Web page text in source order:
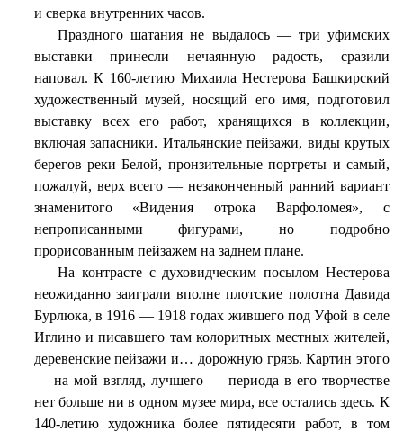
и сверка внутренних часов.
Праздного шатания не выдалось — три уфимских
выставки принесли нечаянную радость, сразили
наповал. К 160-летию Михаила Нестерова Башкирский
художественный музей, носящий его имя, подготовил
выставку всех его работ, хранящихся в коллекции,
включая запасники. Итальянские пейзажи, виды крутых
берегов реки Белой, пронзительные портреты и самый,
пожалуй, верх всего — незаконченный ранний вариант
знаменитого «Видения отрока Варфоломея», с
непрописанными фигурами, но подробно
прорисованным пейзажем на заднем плане.
На контрасте с духовидческим посылом Нестерова
неожиданно заиграли вполне плотские полотна Давида
Бурлюка, в 1916 — 1918 годах жившего под Уфой в селе
Иглино и писавшего там колоритных местных жителей,
деревенские пейзажи и… дорожную грязь. Картин этого
— на мой взгляд, лучшего — периода в его творчестве
нет больше ни в одном музее мира, все остались здесь. К
140-летию художника более пятидесяти работ, в том